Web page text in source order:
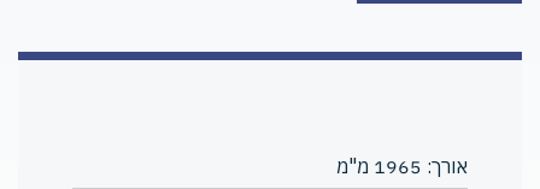
אורך: 1965 מ"מ